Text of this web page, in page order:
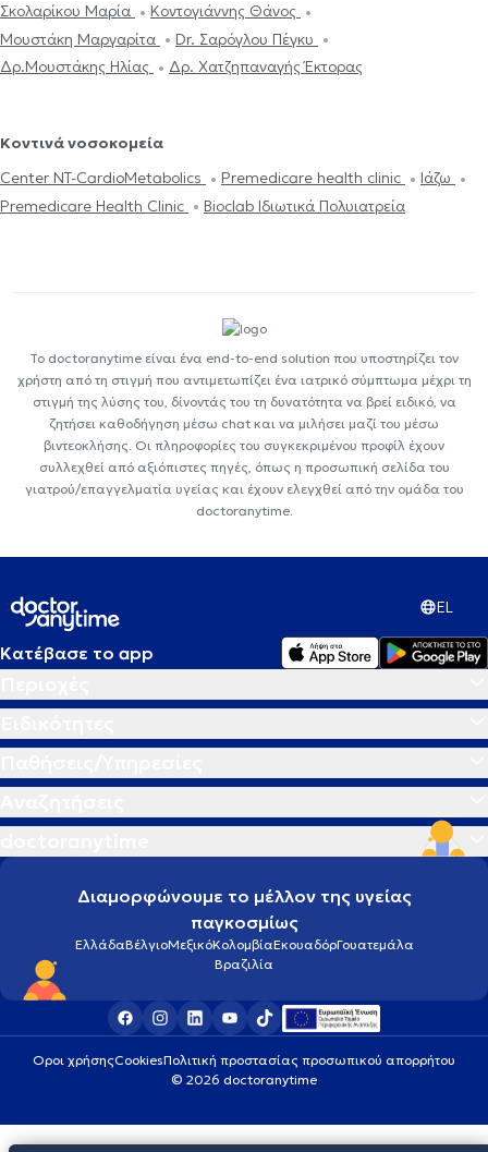
Σκολαρίκου Μαρία
Κοντογιάννης Θάνος
Μουστάκη Μαργαρίτα
Dr. Σαρόγλου Πέγκυ
Δρ.Μουστάκης Ηλίας
Δρ. Χατζηπαναγής Έκτορας
Κοντινά νοσοκομεία
Center NT-CardioMetabolics
Premedicare health clinic
Ιάζω
Premedicare Health Clinic
Bioclab Ιδιωτικά Πολυιατρεία
Το doctoranytime είναι ένα end-to-end solution που υποστηρίζει τον
χρήστη από τη στιγμή που αντιμετωπίζει ένα ιατρικό σύμπτωμα μέχρι τη
στιγμή της λύσης του, δίνοντάς του τη δυνατότητα να βρεί ειδικό, να
ζητήσει καθοδήγηση μέσω chat και να μιλήσει μαζί του μέσω
βιντεοκλήσης. Οι πληροφορίες του συγκεκριμένου προφίλ έχουν
συλλεχθεί από αξιόπιστες πηγές, όπως η προσωπική σελίδα του
γιατρού/επαγγελματία υγείας και έχουν ελεγχθεί από την ομάδα του
doctoranytime.
EL
Κατέβασε το app
Διαμορφώνουμε το μέλλον της υγείας
παγκοσμίως
ΕλλάδαΒέλγιοΜεξικόΚολομβίαΕκουαδόρΓουατεμάλα
Βραζιλία
Οροι χρήσηςCookiesΠολιτική προστασίας προσωπικού απορρήτου
© 2026 doctoranytime